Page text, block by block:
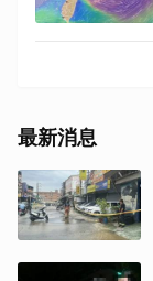
最新消息